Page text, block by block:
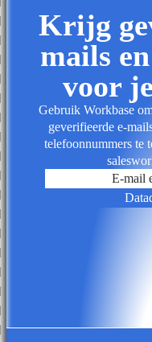
Krijg
mails
voor
Gebruik Workbase
geverifieerde e-
telefoonnummers te
E-mail